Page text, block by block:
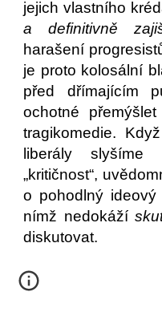
jejich vlastního
a definitivně
harašení
je proto kolosální
před dřímajícím
ochotné
tragikomedie.
liberály slyšíme
„kritičnost“,
o pohodlný
nímž nedokáží
diskutovat.